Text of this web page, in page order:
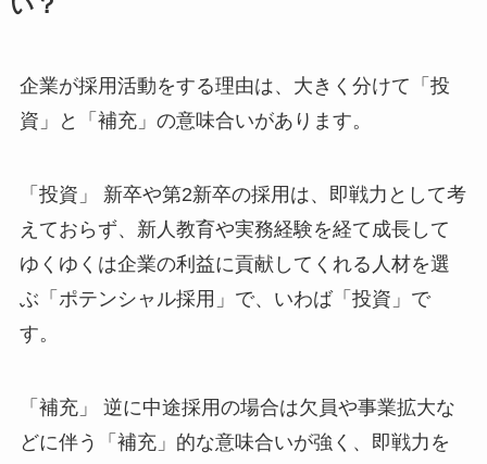
い？
企業が採用活動をする理由は、大きく分けて「投
資」と「補充」の意味合いがあります。
「投資」 新卒や第2新卒の採用は、即戦力として考
えておらず、新人教育や実務経験を経て成長して
ゆくゆくは企業の利益に貢献してくれる人材を選
ぶ「ポテンシャル採用」で、いわば「投資」で
す。
「補充」 逆に中途採用の場合は欠員や事業拡大な
どに伴う「補充」的な意味合いが強く、即戦力を